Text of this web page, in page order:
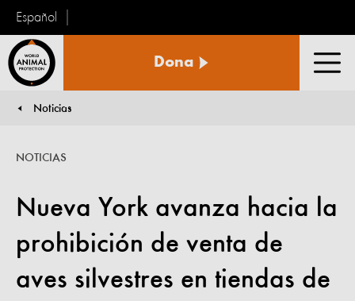
Español
Animal
Dona
Noticias
Nueva York avanza hacia la
prohibición de venta de
aves silvestres en tiendas de
NOTICIAS